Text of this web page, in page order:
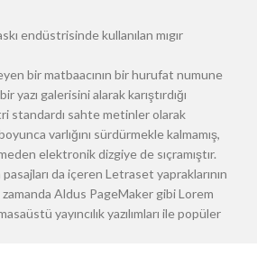
endüstrisinde kullanılan mıgır
bir matbaacının bir hurufat numune
yazı galerisini alarak karıştırdığı
standardı sahte metinler olarak
varlığını sürdürmekle kalmamış,
elektronik dizgiye de sıçramıştır.
da içeren Letraset yapraklarının
zamanda Aldus PageMaker gibi Lorem
yayıncılık yazılımları ile popüler